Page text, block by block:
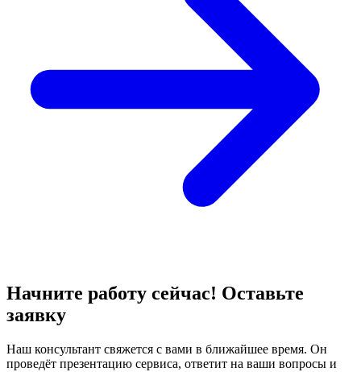
Начните работу сейчас! Оставьте
заявку
Наш консультант свяжется с вами в ближайшее время. Он
проведёт презентацию сервиса, ответит на ваши вопросы и